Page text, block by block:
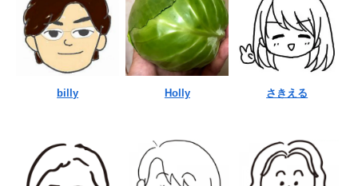
billy Holly さきえる